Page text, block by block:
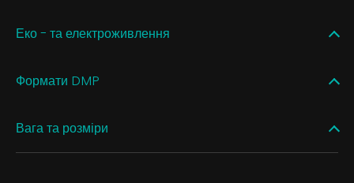
Еко - та електроживлення
Формати DMP
Вага та розміри